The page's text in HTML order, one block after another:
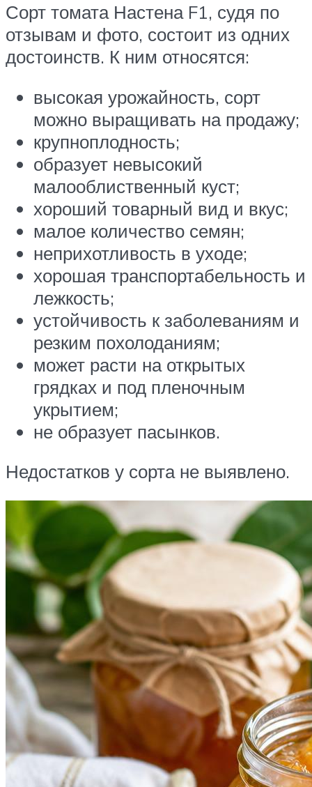
Сорт томата Настена F1, судя по
отзывам и фото, состоит из одних
достоинств. К ним относятся:
высокая урожайность, сорт
можно выращивать на продажу;
крупноплодность;
образует невысокий
малооблиственный куст;
хороший товарный вид и вкус;
малое количество семян;
неприхотливость в уходе;
хорошая транспортабельность и
лежкость;
устойчивость к заболеваниям и
резким похолоданиям;
может расти на открытых
грядках и под пленочным
укрытием;
не образует пасынков.
Недостатков у сорта не выявлено.